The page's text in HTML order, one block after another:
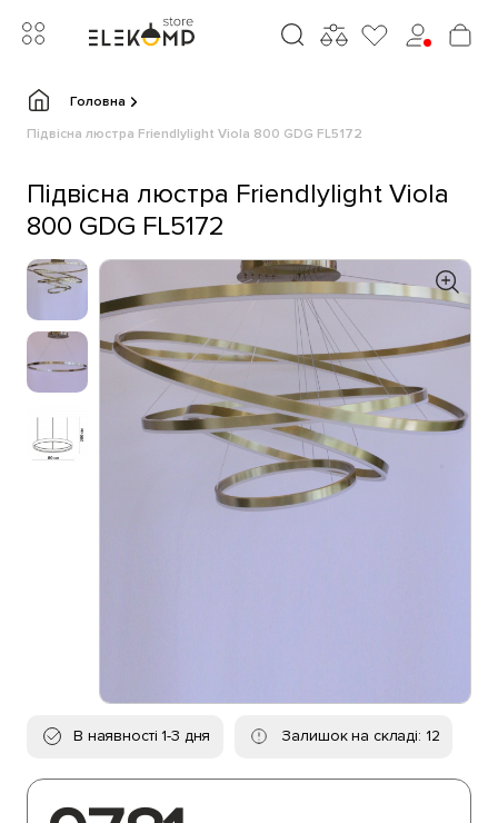
Головна
Підвісна люстра Friendlylight Viola 800 GDG FL5172
Підвісна люстра Friendlylight Viola
800 GDG FL5172
В наявності 1-3 дня Залишок на складі: 12